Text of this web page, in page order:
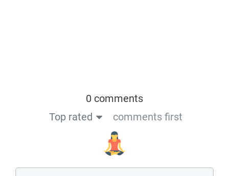
0 comments
Top rated
comments first